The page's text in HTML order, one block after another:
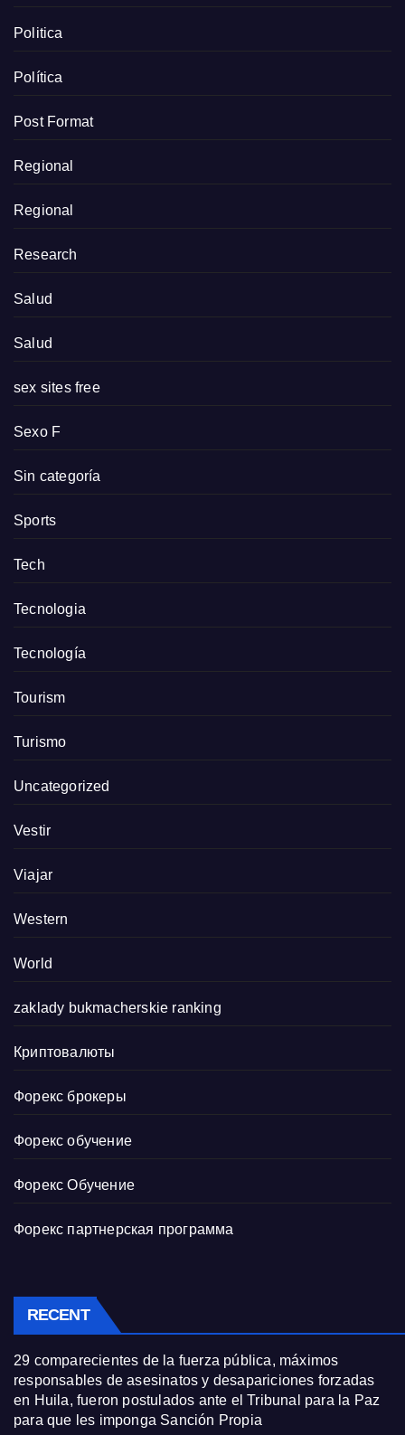
Politica
Política
Post Format
Regional
Regional
Research
Salud
Salud
sex sites free
Sexo F
Sin categoría
Sports
Tech
Tecnologia
Tecnología
Tourism
Turismo
Uncategorized
Vestir
Viajar
Western
World
zaklady bukmacherskie ranking
Криптовалюты
Форекс брокеры
Форекс обучение
Форекс Обучение
Форекс партнерская программа
RECENT
29 comparecientes de la fuerza pública, máximos
responsables de asesinatos y desapariciones forzadas
en Huila, fueron postulados ante el Tribunal para la Paz
para que les imponga Sanción Propia